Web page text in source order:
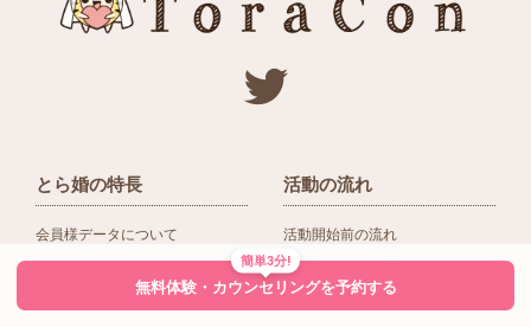
とら婚の特長
会員様データについて
活動の流れ
活動開始前の流れ
入会後の活動の流れ
簡単3分!
無料体験・カウンセリングを予約する